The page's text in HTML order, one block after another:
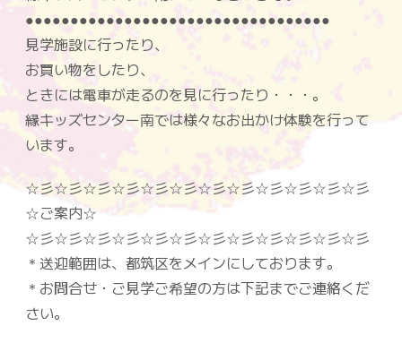
●●●●●●●●●●●●●●●●●●●●●●●●●●●●●●●●●●
見学施設に行ったり、
お買い物をしたり、
ときには電車が走るのを見に行ったり・・・。
縁キッズセンター南では様々なお出かけ体験を行って
います。
☆彡☆彡☆彡☆彡☆彡☆彡☆彡☆彡☆彡☆彡☆彡☆彡
☆ご案内☆
☆彡☆彡☆彡☆彡☆彡☆彡☆彡☆彡☆彡☆彡☆彡☆彡
＊送迎範囲は、都筑区をメインにしております。
＊お問合せ・ご見学ご希望の方は下記までご連絡くだ
さい。